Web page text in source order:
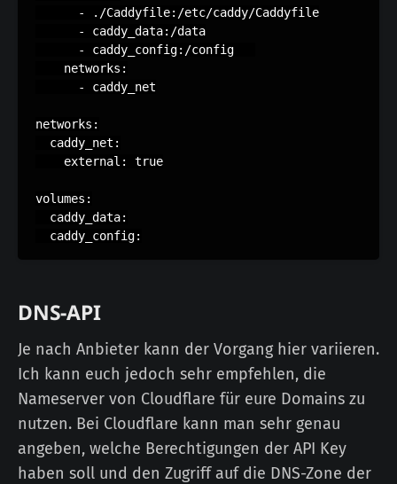
      - ./Caddyfile:/etc/caddy/Caddyfile
      - caddy_data:/data
      - caddy_config:/config
    networks:
      - caddy_net
networks:
  caddy_net:
    external: true
volumes:
  caddy_data:
DNS-API
Je nach Anbieter kann der Vorgang hier variieren.
Ich kann euch jedoch sehr empfehlen, die
Nameserver von Cloudflare für eure Domains zu
nutzen. Bei Cloudflare kann man sehr genau
angeben, welche Berechtigungen der API Key
haben soll und den Zugriff auf die DNS-Zone der